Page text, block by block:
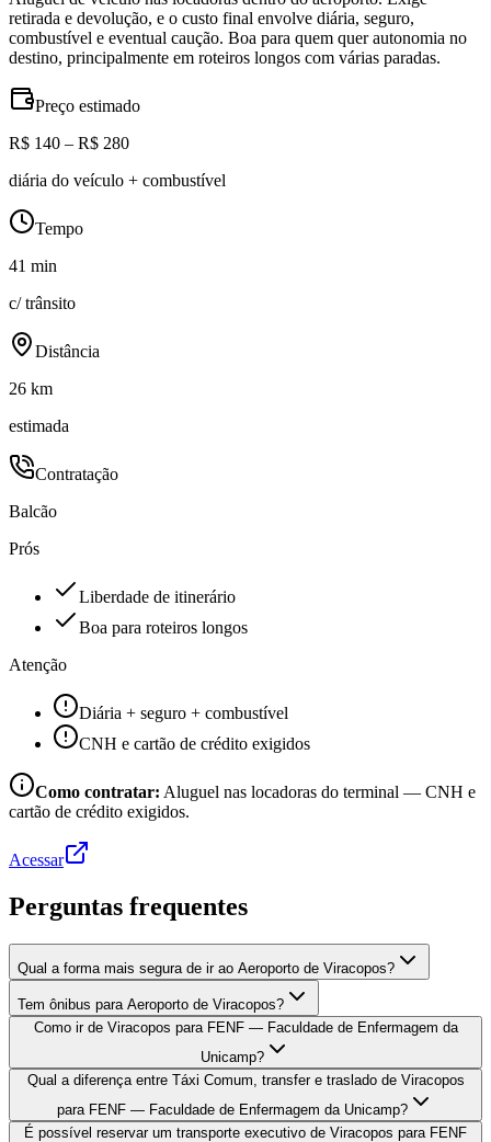
retirada e devolução, e o custo final envolve diária, seguro,
combustível e eventual caução. Boa para quem quer autonomia no
destino, principalmente em roteiros longos com várias paradas.
Preço estimado
R$ 140 – R$ 280
diária do veículo + combustível
Tempo
41 min
c/ trânsito
Distância
26 km
estimada
Contratação
Balcão
Prós
Liberdade de itinerário
Boa para roteiros longos
Atenção
Diária + seguro + combustível
CNH e cartão de crédito exigidos
Como contratar: Aluguel nas locadoras do terminal — CNH e
cartão de crédito exigidos.
Acessar
Perguntas frequentes
Qual a forma mais segura de ir ao Aeroporto de Viracopos?
Tem ônibus para Aeroporto de Viracopos?
Como ir de Viracopos para FENF — Faculdade de Enfermagem da
Unicamp?
Qual a diferença entre Táxi Comum, transfer e traslado de Viracopos
para FENF — Faculdade de Enfermagem da Unicamp?
É possível reservar um transporte executivo de Viracopos para FENF